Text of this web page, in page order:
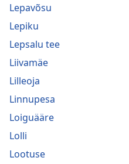
Lepavõsu
Lepiku
Lepsalu tee
Liivamäe
Lilleoja
Linnupesa
Loiguääre
Lolli
Lootuse